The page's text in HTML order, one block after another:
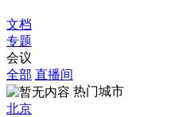
文档
专题
会议
全部 直播间
热门城市
北京